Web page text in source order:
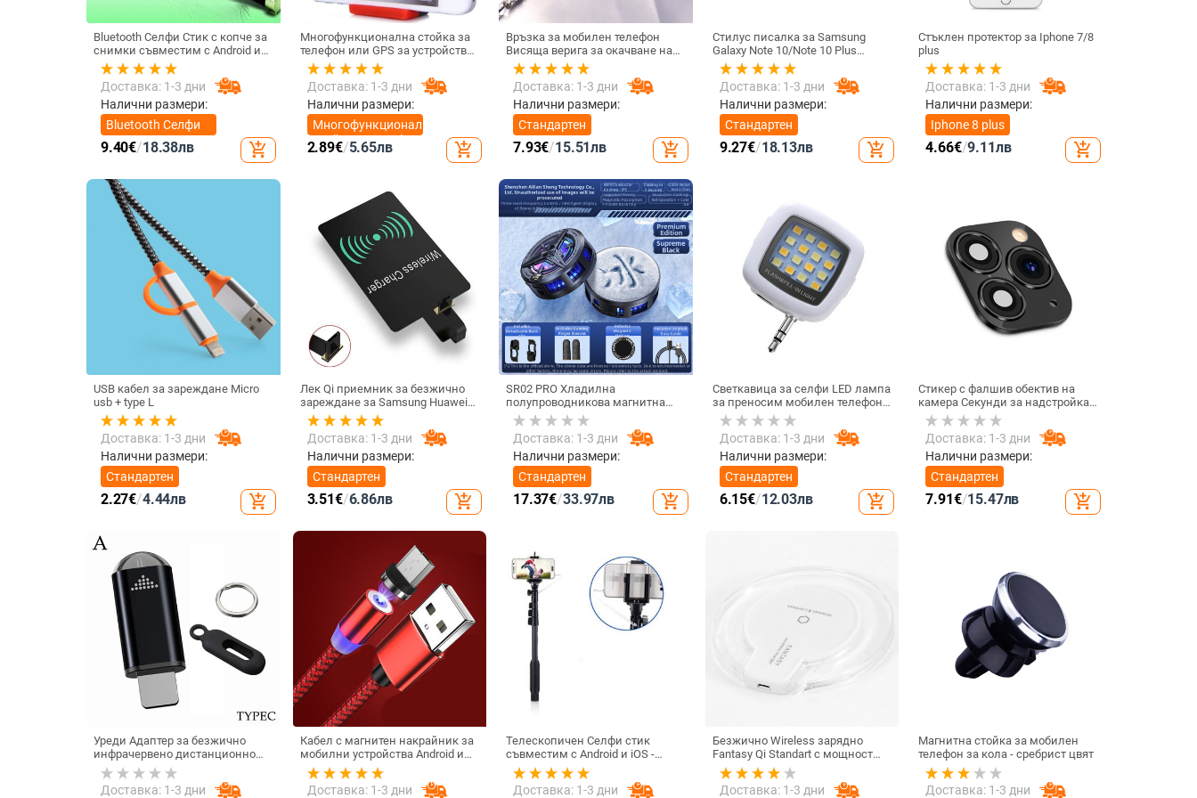
Bluetooth Селфи Стик с копче за
снимки съвместим с Android и
iOS- Черен/Зелен
Доставка: 1-3 дни
Налични размери:
Bluetooth Селфи
Стик
9.40€/18.38лв add_shopping_cart
Многофункционална стойка за
телефон или GPS за устройства
с размери до 76мм / 4.8 инча
Доставка: 1-3 дни
Налични размери:
Многофункционална
стойка за телефон
2.89€/5.65лв add_shopping_cart
Връзка за мобилен телефон
Висяща верига за окачване на
врата Висулка Кристални
мъниста Ръчна изработка Анти-
загубено въже за каишка за
iPhone Подвижна
Доставка: 1-3 дни
Налични размери:
Стандартен
7.93€/15.51лв add_shopping_cart
Стилус писалка за Samsung
Galaxy Note 10/Note 10 Plus
Универсална капацитивна
писалка Чувствителен сензорен
екран SPen Не е съвместим с
Bluetooth
Доставка: 1-3 дни
Налични размери:
Стандартен
9.27€/18.13лв add_shopping_cart
Стъклен протектор за Iphone 7/8
plus
Доставка: 1-3 дни
Налични размери:
Iphone 8 plus
4.66€/9.11лв add_shopping_cart
USB кабел за зареждане Micro
usb + type L
Доставка: 1-3 дни
Налични размери:
Стандартен
2.27€/4.44лв add_shopping_cart
Лек Qi приемник за безжично
зареждане за Samsung Huawei
Xiaomi Универсален Micro USB
Type C Бърз адаптер за
безжично зареждане
Доставка: 1-3 дни
Налични размери:
Стандартен
3.51€/6.86лв add_shopping_cart
SR02 PRO Хладилна
полупроводникова магнитна
задна щипка за мобилен
телефон Радиатор за игра на
живо Цифров дисплей
Директна доставка от
фабриката
Доставка: 1-3 дни
Налични размери:
Стандартен
17.37€/33.97лв add_shopping_cart
Светкавица за селфи LED лампа
за преносим мобилен телефон
Запълваща светлина за
фотография, акумулаторна
Доставка: 1-3 дни
Налични размери:
Стандартен
6.15€/12.03лв add_shopping_cart
Стикер с фалшив обектив на
камера Секунди за надстройка
на iPhone телефон Протектор на
екрана за iPhone X / XS Max
Смяна на iPhone 11 pro Max
Доставка: 1-3 дни
Налични размери:
Стандартен
7.91€/15.47лв add_shopping_cart
Уреди Адаптер за безжично
инфрачервено дистанционно
управление Интелигентно
приложение за управление на
телефона Инфрачервен
Доставка: 1-3 дни
Кабел с магнитен накрайник за
мобилни устройства Android и
iOS - бързо зареждане и
синхронизиране TYPE-C, Micro
USB и LIghting в
Доставка: 1-3 дни
Телескопичен Селфи стик
съвместим с Android и iOS -
Черен
Доставка: 1-3 дни
Безжично Wireless зарядно
Fantasy Qi Standart с мощност
5W и тип на свързаност USB -
бял цвят
Доставка: 1-3 дни
Магнитна стойка за мобилен
телефон за кола - сребрист цвят
Доставка: 1-3 дни